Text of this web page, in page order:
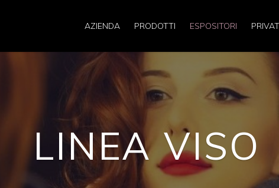
AZIENDA PRODOTTI ESPOSITORI
LINEA VISO